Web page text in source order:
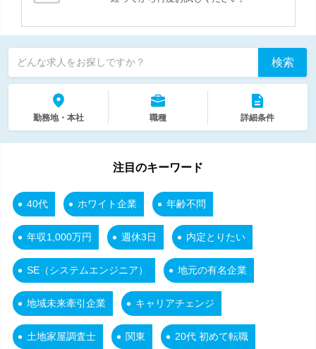
どんな求人をお探しですか？ 検索
勤務地・本社 職種 詳細条件
注目のキーワード
40代 ホワイト企業 年齢不問
年収1,000万円 週休3日 内定とりたい
SE（システムエンジニア） 地元の有名企業
地域未来牽引企業 キャリアチェンジ
土地家屋調査士 関東 20代 初めて転職